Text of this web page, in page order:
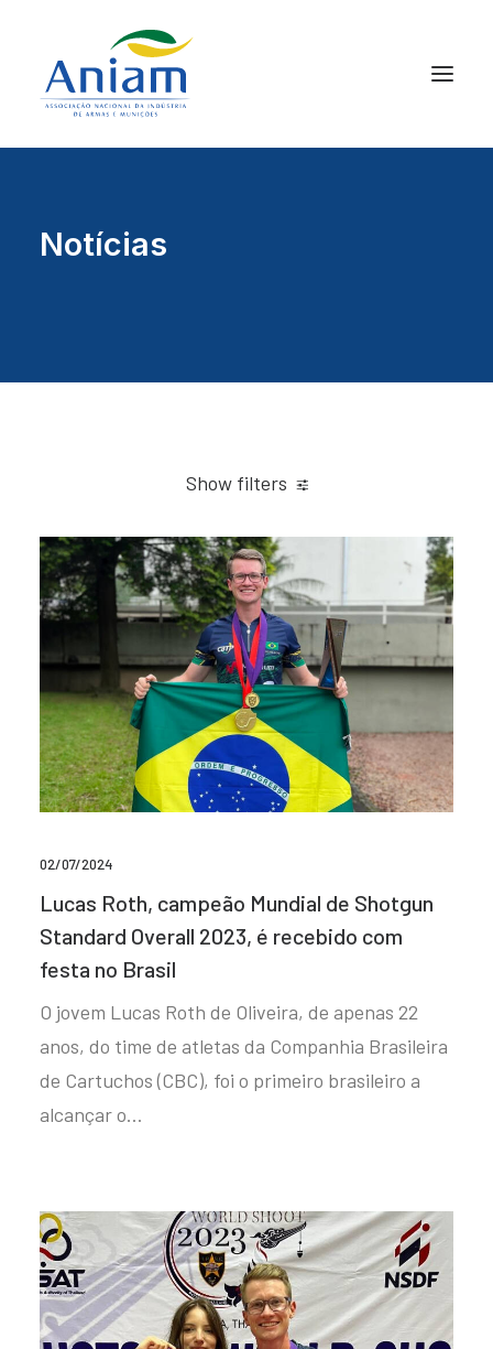
Notícias
Show filters
02/07/2024
Lucas Roth, campeão Mundial de Shotgun
Standard Overall 2023, é recebido com
festa no Brasil
O jovem Lucas Roth de Oliveira, de apenas 22
anos, do time de atletas da Companhia Brasileira
de Cartuchos (CBC), foi o primeiro brasileiro a
alcançar o…